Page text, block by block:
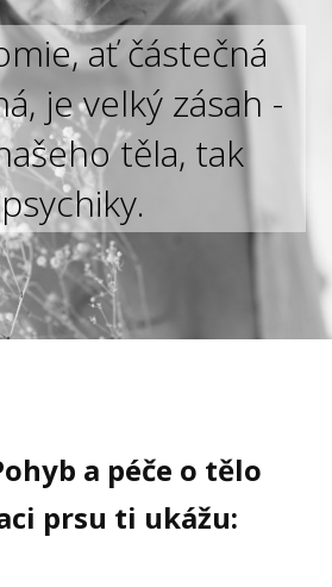
ať částečná
je velký zásah -
těla, tak
a péče o tělo
prsu ti ukážu: